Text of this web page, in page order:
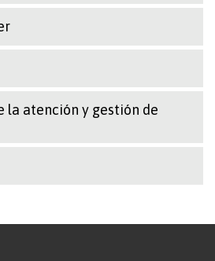
la atención y gestión de